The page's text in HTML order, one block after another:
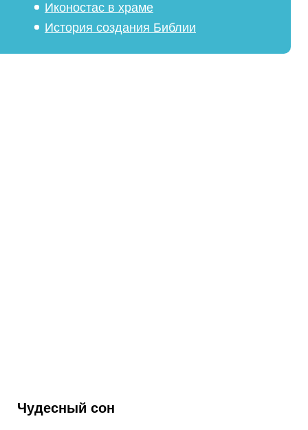
Иконостас в храме
История создания Библии
Чудесный сон